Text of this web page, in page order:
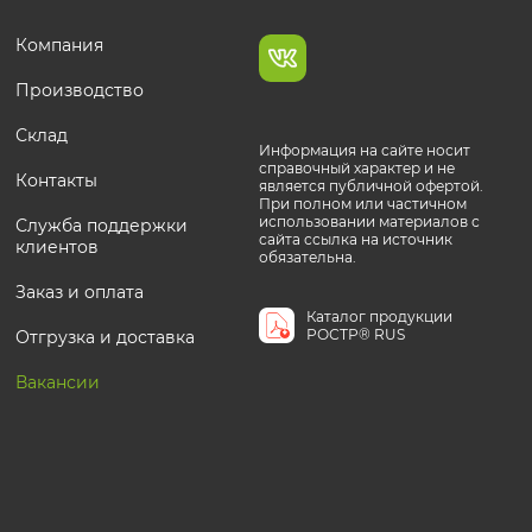
Компания
Производство
Склад
Контакты
Служба поддержки
клиентов
Заказ и оплата
Отгрузка и доставка
Вакансии
Информация на сайте носит
справочный характер и не
является публичной офертой.
При полном или частичном
использовании материалов с
сайта ссылка на источник
обязательна.
Каталог продукции
РОСТР® RUS